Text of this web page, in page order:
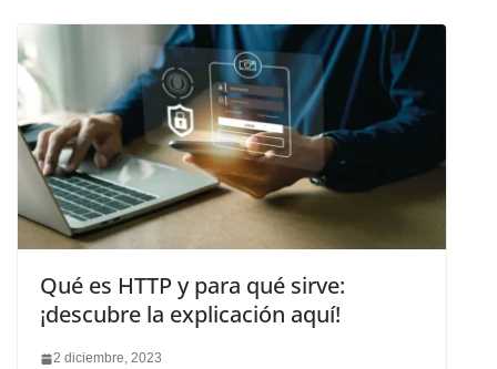
Qué es HTTP y para qué sirve:
¡descubre la explicación aquí!
2 diciembre, 2023